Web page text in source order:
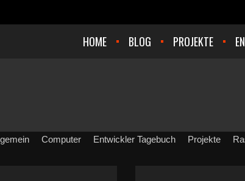
HOME BLOG PROJEKTE
Computer Entwickler Tagebuch Projekte